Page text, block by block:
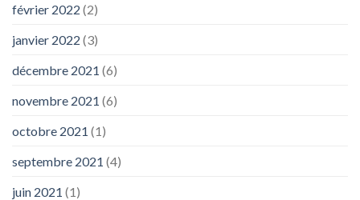
février 2022 (2)
janvier 2022 (3)
décembre 2021 (6)
novembre 2021 (6)
octobre 2021 (1)
septembre 2021 (4)
juin 2021 (1)